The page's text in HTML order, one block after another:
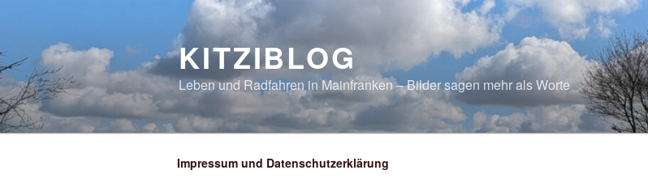
springen
KITZIBLOG
Leben und Radfahren in Mainfranken – Bilder sagen mehr als Worte
Impressum und Datenschutzerklärung